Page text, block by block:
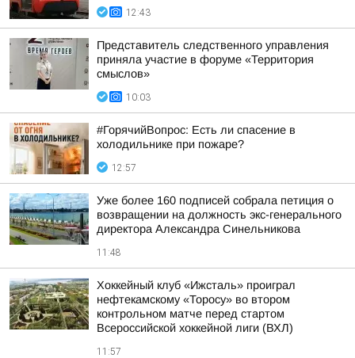
12:43
Представитель следственного управления
приняла участие в форуме «Территория
смыслов»
10:03
#ГорячийВопрос: Есть ли спасение в
холодильнике при пожаре?
12:57
Уже более 160 подписей собрала петиция о
возвращении на должность экс-генерального
директора Александра Синельникова
11:48
Хоккейный клуб «Ижсталь» проиграл
нефтекамскому «Торосу» во втором
контрольном матче перед стартом
Всероссийской хоккейной лиги (ВХЛ)
11:57